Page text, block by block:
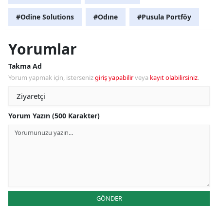
#Odine Solutions #Odıne #Pusula Portföy
Yorumlar
Takma Ad
Yorum yapmak için, istersenizgiriş yapabilirveya kayıt olabilirsiniz.
Yorum Yazın (500 Karakter)
GÖNDER